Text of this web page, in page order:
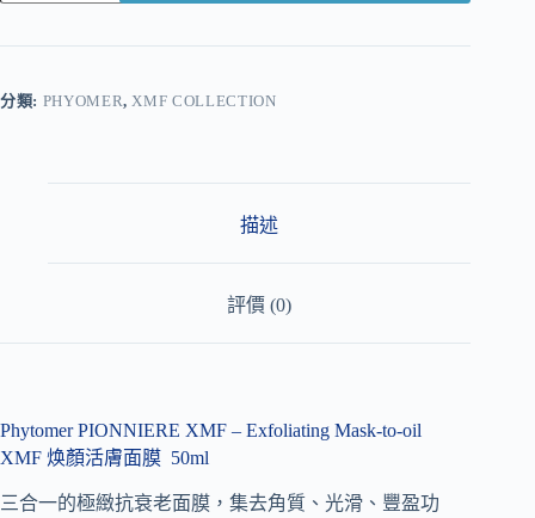
r
分類: PHYOMER,XMF COLLECTION
描述
評價 (0)
Phytomer PIONNIERE XMF – Exfoliating Mask-to-oil
XMF 焕顏活膚面膜 50ml
三合一的極緻抗衰老面膜，集去角質、光滑、豐盈功